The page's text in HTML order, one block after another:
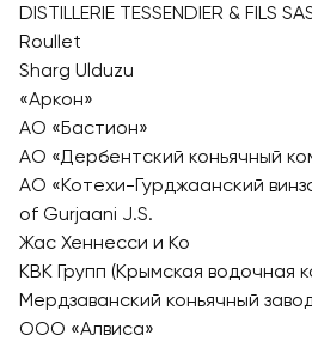
DISTILLERIE TESSENDIER & FILS
Roullet
Sharg Ulduzu
«Аркон»
АО «Бастион»
АО «Дербентский коньячный
АО «Котехи-Гурджаанский
of Gurjaani J.S.
Жас Хеннесси и Ко
КВК Групп (Крымская водочная
Мердзаванский коньячный
ООО «Алвиса»